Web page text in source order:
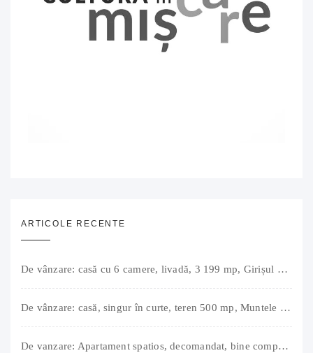
ARTICOLE RECENTE
De vânzare: casă cu 6 camere, livadă, 3 199 mp, Girișul Negru, Bihor, 42 000 Euro. Comision 0.
De vânzare: casă, singur în curte, teren 500 mp, Muntele Găina, Oradea. 157.000 € (negociabil). Comision 0.
De vanzare: Apartament spatios, decomandat, bine compartimentat, 3 camere, 2 bai, bucatarie, suprafață utilă de 64 mp + 3 balcoane (11 mp), strada Barierei, zona Dragos Voda Oradea. 89 500 E (neg). Comision 0